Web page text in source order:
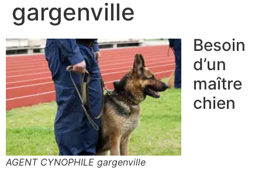
gargenville
AGENT CYNOPHILE gargenville
Besoin
d’un
maître
chien